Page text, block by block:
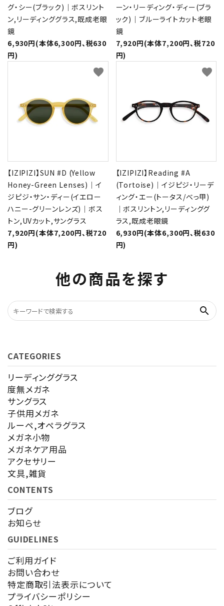
グ・シー(ブラック)｜ボスリント
ン,リーディンググラス,既成老眼
鏡
6,930円(本体6,300円、税630
円)
ーン・リーディング・ディー(ブラ
ック)｜ブルーライトカット老眼
鏡
7,920円(本体7,200円、税720
円)
【IZIPIZI】SUN #D (Yellow
Honey-Green Lenses)｜イ
ジピジ・サン・ディー(イエロー
ハニー-グリーンレンズ)｜ボス
トン,UVカット,サングラス
7,920円(本体7,200円、税720
円)
favorite
【IZIPIZI】Reading #A
(Tortoise)｜イジピジ・リーデ
ィング・エー(トータス/べっ甲)
｜ボスリントン,リーディンググ
ラス,既成老眼鏡
6,930円(本体6,300円、税630
円)
favorite
他の商品を探す
search
CATEGORIES
リーディンググラス
度無メガネ
サングラス
子供用メガネ
ルーペ,オペラグラス
メガネ小物
メガネケア用品
アクセサリー
文具,雑貨
CONTENTS
ブログ
お知らせ
GUIDELINES
ご利用ガイド
お問い合わせ
特定商取引法表示について
プライバシーポリシー